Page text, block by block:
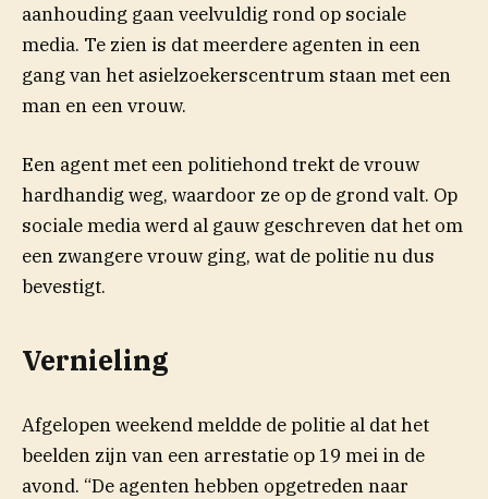
aanhouding gaan veelvuldig rond op sociale
media. Te zien is dat meerdere agenten in een
gang van het asielzoekerscentrum staan met een
man en een vrouw.
Een agent met een politiehond trekt de vrouw
hardhandig weg, waardoor ze op de grond valt. Op
sociale media werd al gauw geschreven dat het om
een zwangere vrouw ging, wat de politie nu dus
bevestigt.
Vernieling
Afgelopen weekend meldde de politie al dat het
beelden zijn van een arrestatie op 19 mei in de
avond. “De agenten hebben opgetreden naar